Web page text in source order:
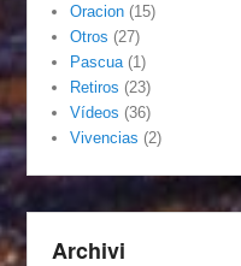
Oracion (15)
Otros (27)
Pascua (1)
Retiros (23)
Vídeos (36)
Vivencias (2)
Archivi